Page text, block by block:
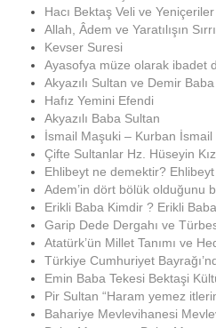
Hacı Bektaş Veli ve Yeniçeriler
Allah, Âdem ve Yaratılışın Sırrı
Kevser Suresi
Ayasofya müze olarak ibadet
Akyazılı Sultan ve Demir Baba
Hafız Yemini Efendi
Akyazılı Baba Sultan
İsmail Maşuki – Kurban İsmail
Çifte Sultanlar Hz. Hüseyin
Ehlibeyt ne demektir?
Adem’in dört bölük olduğunu
Erikli Baba Kimdir ? Erikli
Garip Dede Dergahı ve
Atatürk’ün Millet Tanımı ve
Türkiye Cumhuriyet
Emin Baba Tekesi Bektaşi
Pir Sultan “Haram yemez
Bahariye Mevlevihanesi